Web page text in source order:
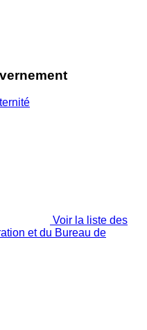
Voir la liste des
et du Bureau de